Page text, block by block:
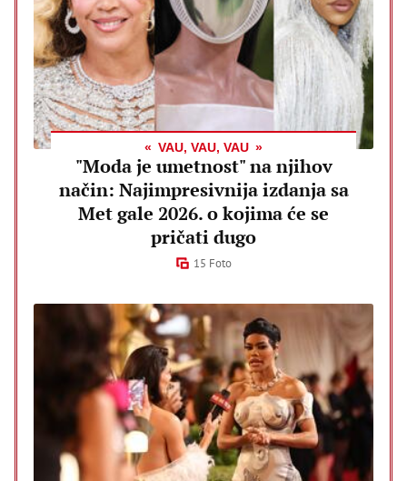
VAU, VAU, VAU
"Moda je umetnost" na njihov
način: Najimpresivnija izdanja sa
Met gale 2026. o kojima će se
pričati dugo
15 Foto